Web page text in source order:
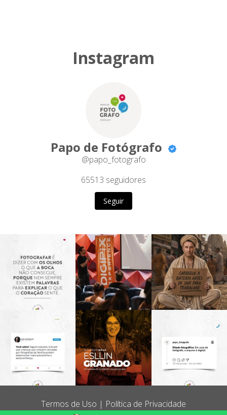
Instagram
Papo de Fotógrafo
@papo_fotografo
65513 seguidores
Seguir
Termos de Uso Política de Privacidade